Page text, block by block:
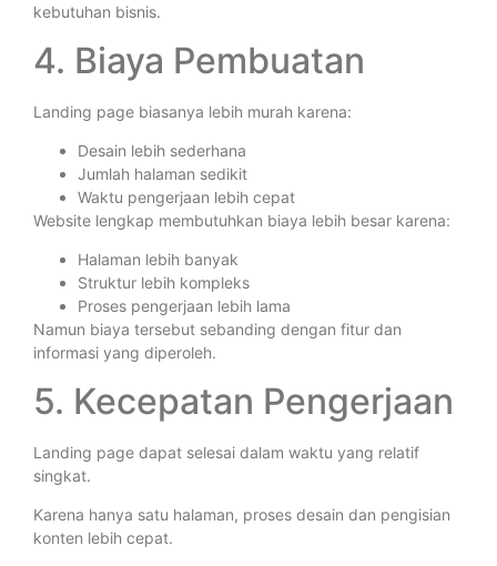
kebutuhan bisnis.
4. Biaya Pembuatan
Landing page biasanya lebih murah karena:
Desain lebih sederhana
Jumlah halaman sedikit
Waktu pengerjaan lebih cepat
Website lengkap membutuhkan biaya lebih besar karena:
Halaman lebih banyak
Struktur lebih kompleks
Proses pengerjaan lebih lama
Namun biaya tersebut sebanding dengan fitur dan
informasi yang diperoleh.
5. Kecepatan Pengerjaan
Landing page dapat selesai dalam waktu yang relatif
singkat.
Karena hanya satu halaman, proses desain dan pengisian
konten lebih cepat.